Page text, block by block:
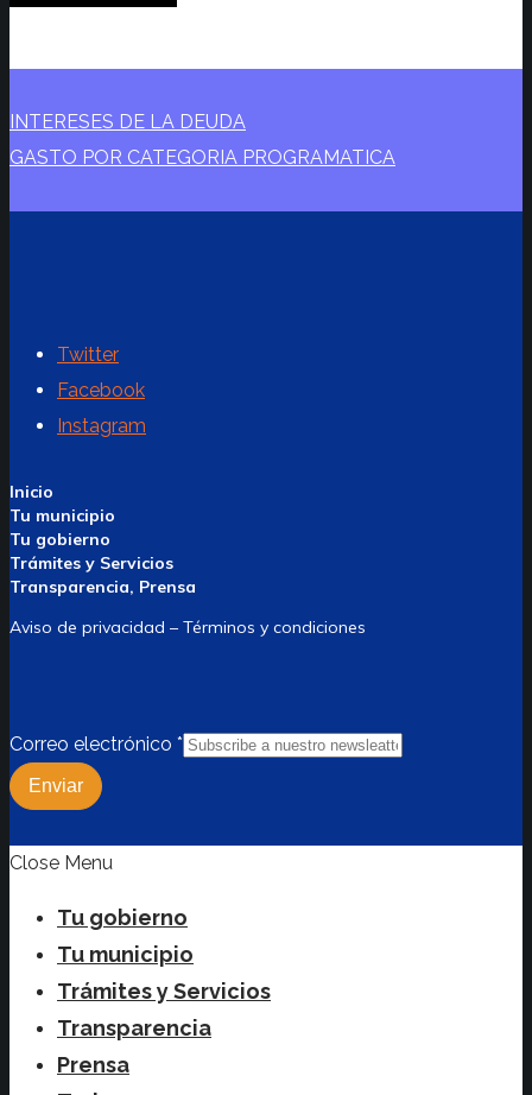
INTERESES DE LA DEUDA
GASTO POR CATEGORIA PROGRAMATICA
Twitter
Facebook
Instagram
Inicio
Tu municipio
Tu gobierno
Trámites y Servicios
Transparencia, Prensa
Aviso de privacidad – Términos y condiciones
Correo electrónico *
Enviar
Close Menu
Tu gobierno
Tu municipio
Trámites y Servicios
Transparencia
Prensa